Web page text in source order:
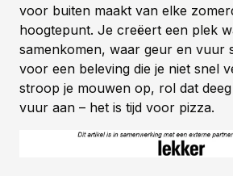
voor buiten maakt van elke
hoogtepunt. Je creëert een plek
samenkomen, waar geur en vuur
voor een beleving die je niet snel
stroop je mouwen op, rol dat
vuur aan – het is tijd voor pizza.